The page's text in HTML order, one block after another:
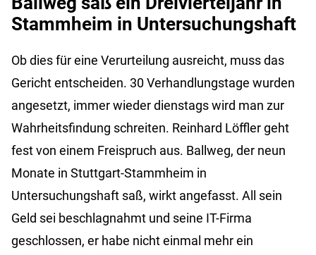
Stammheim in Untersuchungshaft
Ob dies für eine Verurteilung ausreicht, muss das
Gericht entscheiden. 30 Verhandlungstage wurden
angesetzt, immer wieder dienstags wird man zur
Wahrheitsfindung schreiten. Reinhard Löffler geht
fest von einem Freispruch aus. Ballweg, der neun
Monate in Stuttgart-Stammheim in
Untersuchungshaft saß, wirkt angefasst. All sein
Geld sei beschlagnahmt und seine IT-Firma
geschlossen, er habe nicht einmal mehr ein